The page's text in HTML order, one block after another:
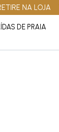
NA LOJA
DE PRAIA